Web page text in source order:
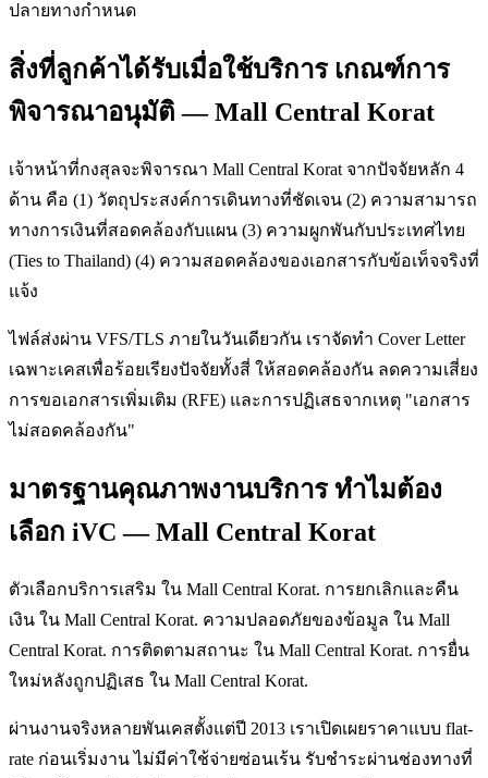
ปลายทางกำหนด
สิ่งที่ลูกค้าได้รับเมื่อใช้บริการ เกณฑ์การ
พิจารณาอนุมัติ — Mall Central Korat
เจ้าหน้าที่กงสุลจะพิจารณา Mall Central Korat จากปัจจัยหลัก 4
ด้าน คือ (1) วัตถุประสงค์การเดินทางที่ชัดเจน (2) ความสามารถ
ทางการเงินที่สอดคล้องกับแผน (3) ความผูกพันกับประเทศไทย
(Ties to Thailand) (4) ความสอดคล้องของเอกสารกับข้อเท็จจริงที่
แจ้ง
ไฟล์ส่งผ่าน VFS/TLS ภายในวันเดียวกัน เราจัดทำ Cover Letter
เฉพาะเคสเพื่อร้อยเรียงปัจจัยทั้งสี่ ให้สอดคล้องกัน ลดความเสี่ยง
การขอเอกสารเพิ่มเติม (RFE) และการปฏิเสธจากเหตุ "เอกสาร
ไม่สอดคล้องกัน"
มาตรฐานคุณภาพงานบริการ ทำไมต้อง
เลือก iVC — Mall Central Korat
ตัวเลือกบริการเสริม ใน Mall Central Korat. การยกเลิกและคืน
เงิน ใน Mall Central Korat. ความปลอดภัยของข้อมูล ใน Mall
Central Korat. การติดตามสถานะ ใน Mall Central Korat. การยื่น
ใหม่หลังถูกปฏิเสธ ใน Mall Central Korat.
ผ่านงานจริงหลายพันเคสตั้งแต่ปี 2013 เราเปิดเผยราคาแบบ flat-
rate ก่อนเริ่มงาน ไม่มีค่าใช้จ่ายซ่อนเร้น รับชำระผ่านช่องทางที่